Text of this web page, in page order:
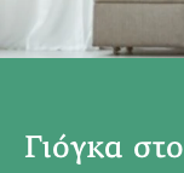
Γιόγκα